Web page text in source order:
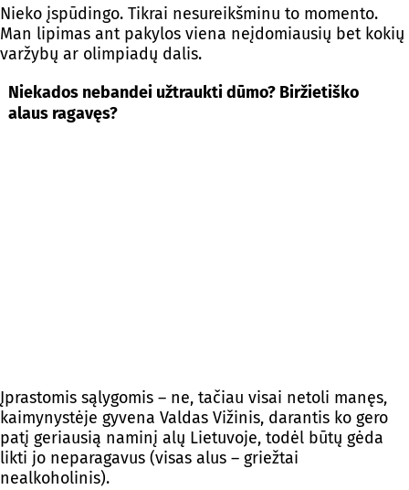
Nieko įspūdingo. Tikrai nesureikšminu to momento.
Man lipimas ant pakylos viena neįdomiausių bet kokių
varžybų ar olimpiadų dalis.
Niekados nebandei užtraukti dūmo? Biržietiško
alaus ragavęs?
Įprastomis sąlygomis – ne, tačiau visai netoli manęs,
kaimynystėje gyvena Valdas Vižinis, darantis ko gero
patį geriausią naminį alų Lietuvoje, todėl būtų gėda
likti jo neparagavus (visas alus – griežtai
nealkoholinis).